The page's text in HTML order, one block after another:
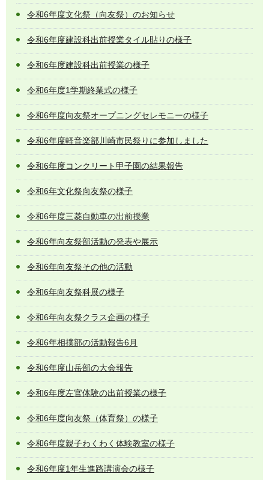
令和6年度文化祭（向友祭）のお知らせ
令和6年度建設科出前授業タイル貼りの様子
令和6年度建設科出前授業の様子
令和6年度1学期終業式の様子
令和6年度向友祭オープニングセレモニーの様子
令和6年度軽音楽部川崎市民祭りに参加しました
令和6年度コンクリート甲子園の結果報告
令和6年文化祭向友祭の様子
令和6年度三菱自動車の出前授業
令和6年向友祭部活動の発表や展示
令和6年向友祭その他の活動
令和6年向友祭科展の様子
令和6年向友祭クラス企画の様子
令和6年相撲部の活動報告6月
令和6年度山岳部の大会報告
令和6年度左官体験の出前授業の様子
令和6年度向友祭（体育祭）の様子
令和6年度親子わくわく体験教室の様子
令和6年度1年生進路講演会の様子